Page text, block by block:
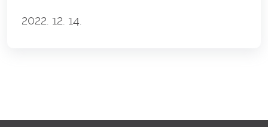
2022. 12. 14.